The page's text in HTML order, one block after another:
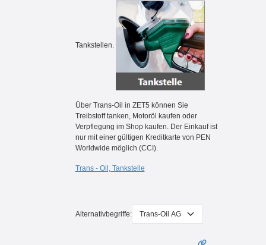
Tankstellen.
Über Trans-Oil in ZET5 können Sie
Treibstoff tanken, Motoröl kaufen oder
Verpflegung im Shop kaufen. Der Einkauf ist
nur mit einer gültigen Kreditkarte von PEN
Worldwide möglich (CCI).
Trans - Oil, Tankstelle
Alternativbegriffe: